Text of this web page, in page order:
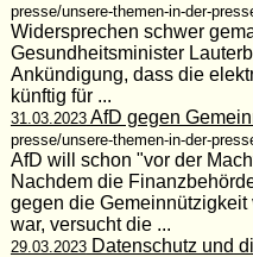
presse/unsere-themen-in-der-
Widersprechen schwer
Gesundheitsminister
Ankündigung, dass die
künftig für ...
31.03.2023AfD gegen
presse/unsere-themen-in-der-
AfD will schon "vor der
Nachdem die
gegen die
war, versucht die ...
29.03.2023Datenschutz und